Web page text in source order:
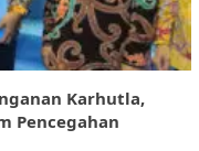
Karhutla,
Pencegahan